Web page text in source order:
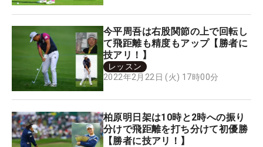
今平周吾は右股関節の上で回転し
て飛距離も精度もアップ【勝者に
技アリ！】
レッスン
2022年2月22日 (火) 17時00分
柏原明日架は10時と2時への振り
分けで飛距離を打ち分けて初優勝
【勝者に技アリ！】